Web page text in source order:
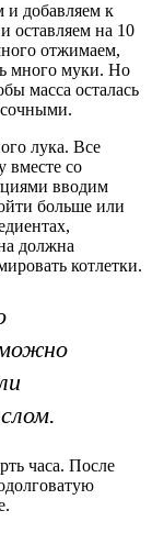
и добавляем к
оставляем на 10
отжимаем,
много муки. Но
масса осталась
сочными.
лука. Все
вместе со
вводим
больше или
должна
котлетки.
часа. После